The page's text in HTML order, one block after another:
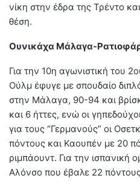
νίκη στην έδρα της Τρέντο
θέση.
Ουνικάχα Μάλαγα-
Για την 10η αγωνιστική του
Ούλμ έφυγε με σπουδαίο
στην Μάλαγα, 90-94 και
και 6 ήττες, ενώ οι
για τους “Γερμανούς” οι
πόντους και Καουπέν με 20
ριμπάουντ. Για την ισπανική
Αλόνσο που έβαλε 22